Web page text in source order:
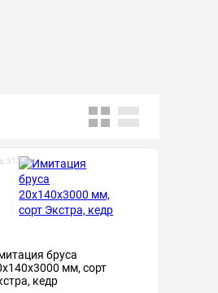
315004
бруса
мм, сорт
кедр